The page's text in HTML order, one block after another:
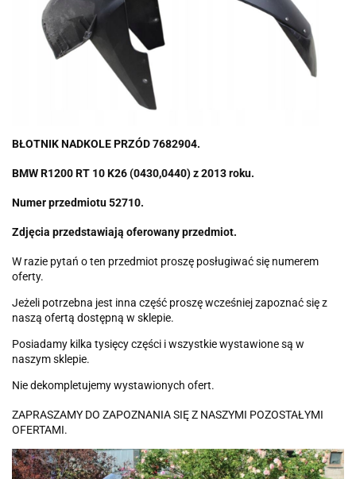
BŁOTNIK NADKOLE PRZÓD 7682904.
BMW R1200 RT 10 K26 (0430,0440) z 2013 roku.
Numer przedmiotu 52710.
Zdjęcia przedstawiają oferowany przedmiot.
W razie pytań o ten przedmiot proszę posługiwać się numerem
oferty.
Jeżeli potrzebna jest inna część proszę wcześniej zapoznać się z
naszą ofertą dostępną w sklepie.
Posiadamy kilka tysięcy części i wszystkie wystawione są w
naszym sklepie.
Nie dekompletujemy wystawionych ofert.
ZAPRASZAMY DO ZAPOZNANIA SIĘ Z NASZYMI POZOSTAŁYMI
OFERTAMI.